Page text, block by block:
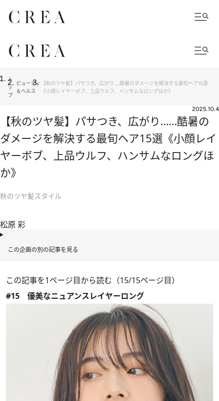
ト
ッ
プ
ビューティ
＆ヘルス
【秋のツヤ髪】パサつき、広がり……酷暑のダメージを解決する最旬ヘア15選
《小顔レイヤーボブ、上品ウルフ、ハンサムなロングほか》
2025.10.4
【秋のツヤ髪】パサつき、広がり……酷暑の
ダメージを解決する最旬ヘア15選《小顔レイ
ヤーボブ、上品ウルフ、ハンサムなロングほ
か》
秋のツヤ髪スタイル
松原 彩
この企画の別の記事を見る
この記事を1ページ目から読む（15/15ページ目）
#15 優美なニュアンスレイヤーロング